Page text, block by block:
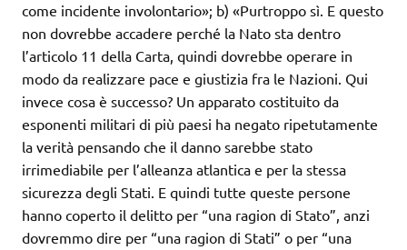
come incidente involontario»; b) «Purtroppo sì. E questo
non dovrebbe accadere perché la Nato sta dentro
l’articolo 11 della Carta, quindi dovrebbe operare in
modo da realizzare pace e giustizia fra le Nazioni. Qui
invece cosa è successo? Un apparato costituito da
esponenti militari di più paesi ha negato ripetutamente
la verità pensando che il danno sarebbe stato
irrimediabile per l’alleanza atlantica e per la stessa
sicurezza degli Stati. E quindi tutte queste persone
hanno coperto il delitto per “una ragion di Stato”, anzi
dovremmo dire per “una ragion di Stati” o per “una